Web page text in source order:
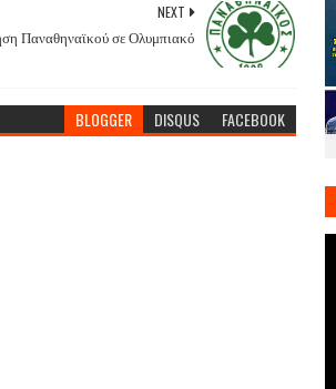
NEXT
Παναθηναϊκού σε Ολυμπιακό
BLOGGER DISQUS FACEBOOK